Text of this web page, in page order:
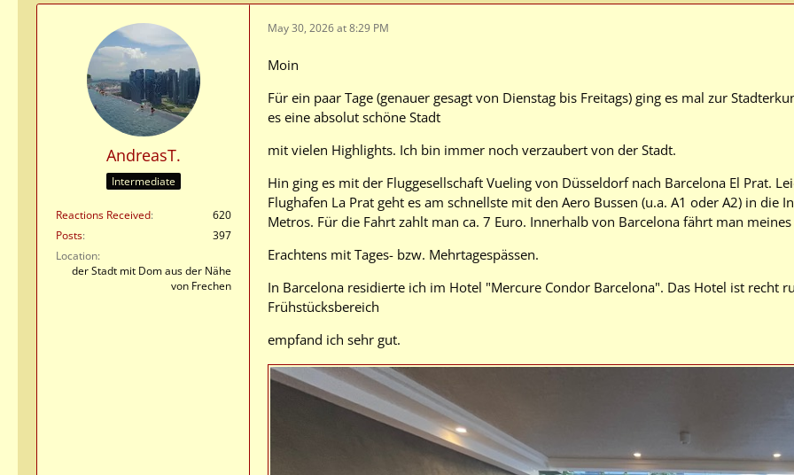
AndreasT.
Intermediate
Reactions Received
620
Posts
397
Location
der Stadt mit Dom aus der Nähe
von Frechen
May 30, 2026 at 8:29 PM
Moin
Für ein paar Tage (genauer gesagt von Dienstag bis Freitags) ging es mal zur
es eine absolut schöne Stadt
mit vielen Highlights. Ich bin immer noch verzaubert von der Stadt.
Hin ging es mit der Fluggesellschaft Vueling von Düsseldorf nach Barcelona El Prat.
Flughafen La Prat geht es am schnellste mit den Aero Bussen (u.a. A1 oder A2) in die
Metros. Für die Fahrt zahlt man ca. 7 Euro. Innerhalb von Barcelona fährt man meines
Erachtens mit Tages- bzw. Mehrtagespässen.
In Barcelona residierte ich im Hotel "Mercure Condor Barcelona". Das Hotel ist recht
Frühstücksbereich
empfand ich sehr gut.